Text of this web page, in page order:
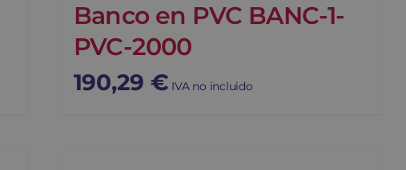
Banco en PVC BANC-1-
PVC-2000
190,29 € IVA no incluido